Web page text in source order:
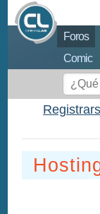
Foros
Comic